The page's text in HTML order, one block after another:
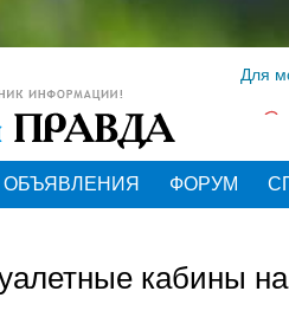
Для
ОБЪЯВЛЕНИЯ ФОРУМ
кабины